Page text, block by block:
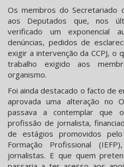
Os membros do Secretariado
aos Deputados que, nos
verificado um exponencial
denúncias, pedidos de
exigir a intervenção da CCPJ, o
trabalho exigido aos
organismo.
Foi ainda destacado o facto de
aprovada uma alteração no
passava a contemplar que
profissão de jornalista,
de estágios promovidos
Formação Profissional
jornalistas. E que quem